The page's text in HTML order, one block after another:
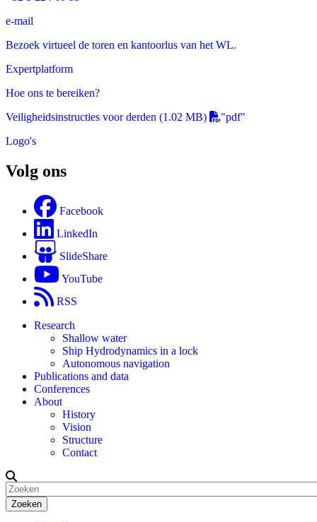
e-mail
Bezoek virtueel de toren en kantoorlus van het WL.
Expertplatform
Hoe ons te bereiken?
Veiligheidsinstructies voor derden (1.02 MB)
"pdf"
Logo's
Volg ons
Facebook
LinkedIn
SlideShare
YouTube
RSS
Research
Shallow water
Ship Hydrodynamics in a lock
Autonomous navigation
Publications and data
Conferences
About
History
Vision
Structure
Contact
Zoeken